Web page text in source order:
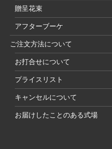
贈呈花束
アフターブーケ
ご注文方法について
お打合せについて
プライスリスト
キャンセルについて
お届けしたことのある式場